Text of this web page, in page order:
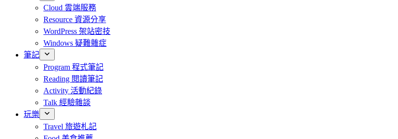
Cloud 雲端服務
Resource 資源分享
WordPress 架站密技
Windows 疑難雜症
筆記
Program 程式筆記
Reading 閱讀筆記
Activity 活動紀錄
Talk 經驗雜談
玩樂
Travel 旅遊札記